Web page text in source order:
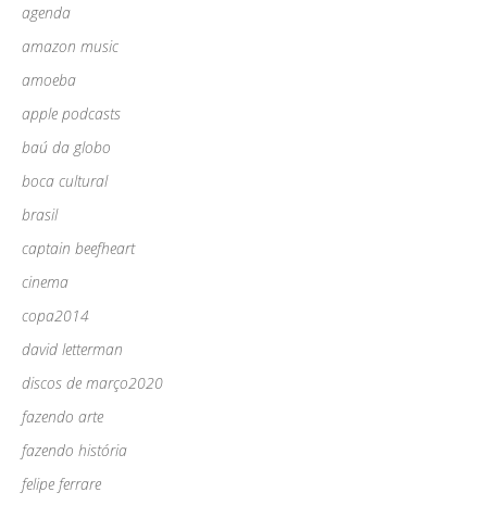
agenda
amazon music
amoeba
apple podcasts
baú da globo
boca cultural
brasil
captain beefheart
cinema
copa2014
david letterman
discos de março2020
fazendo arte
fazendo história
felipe ferrare